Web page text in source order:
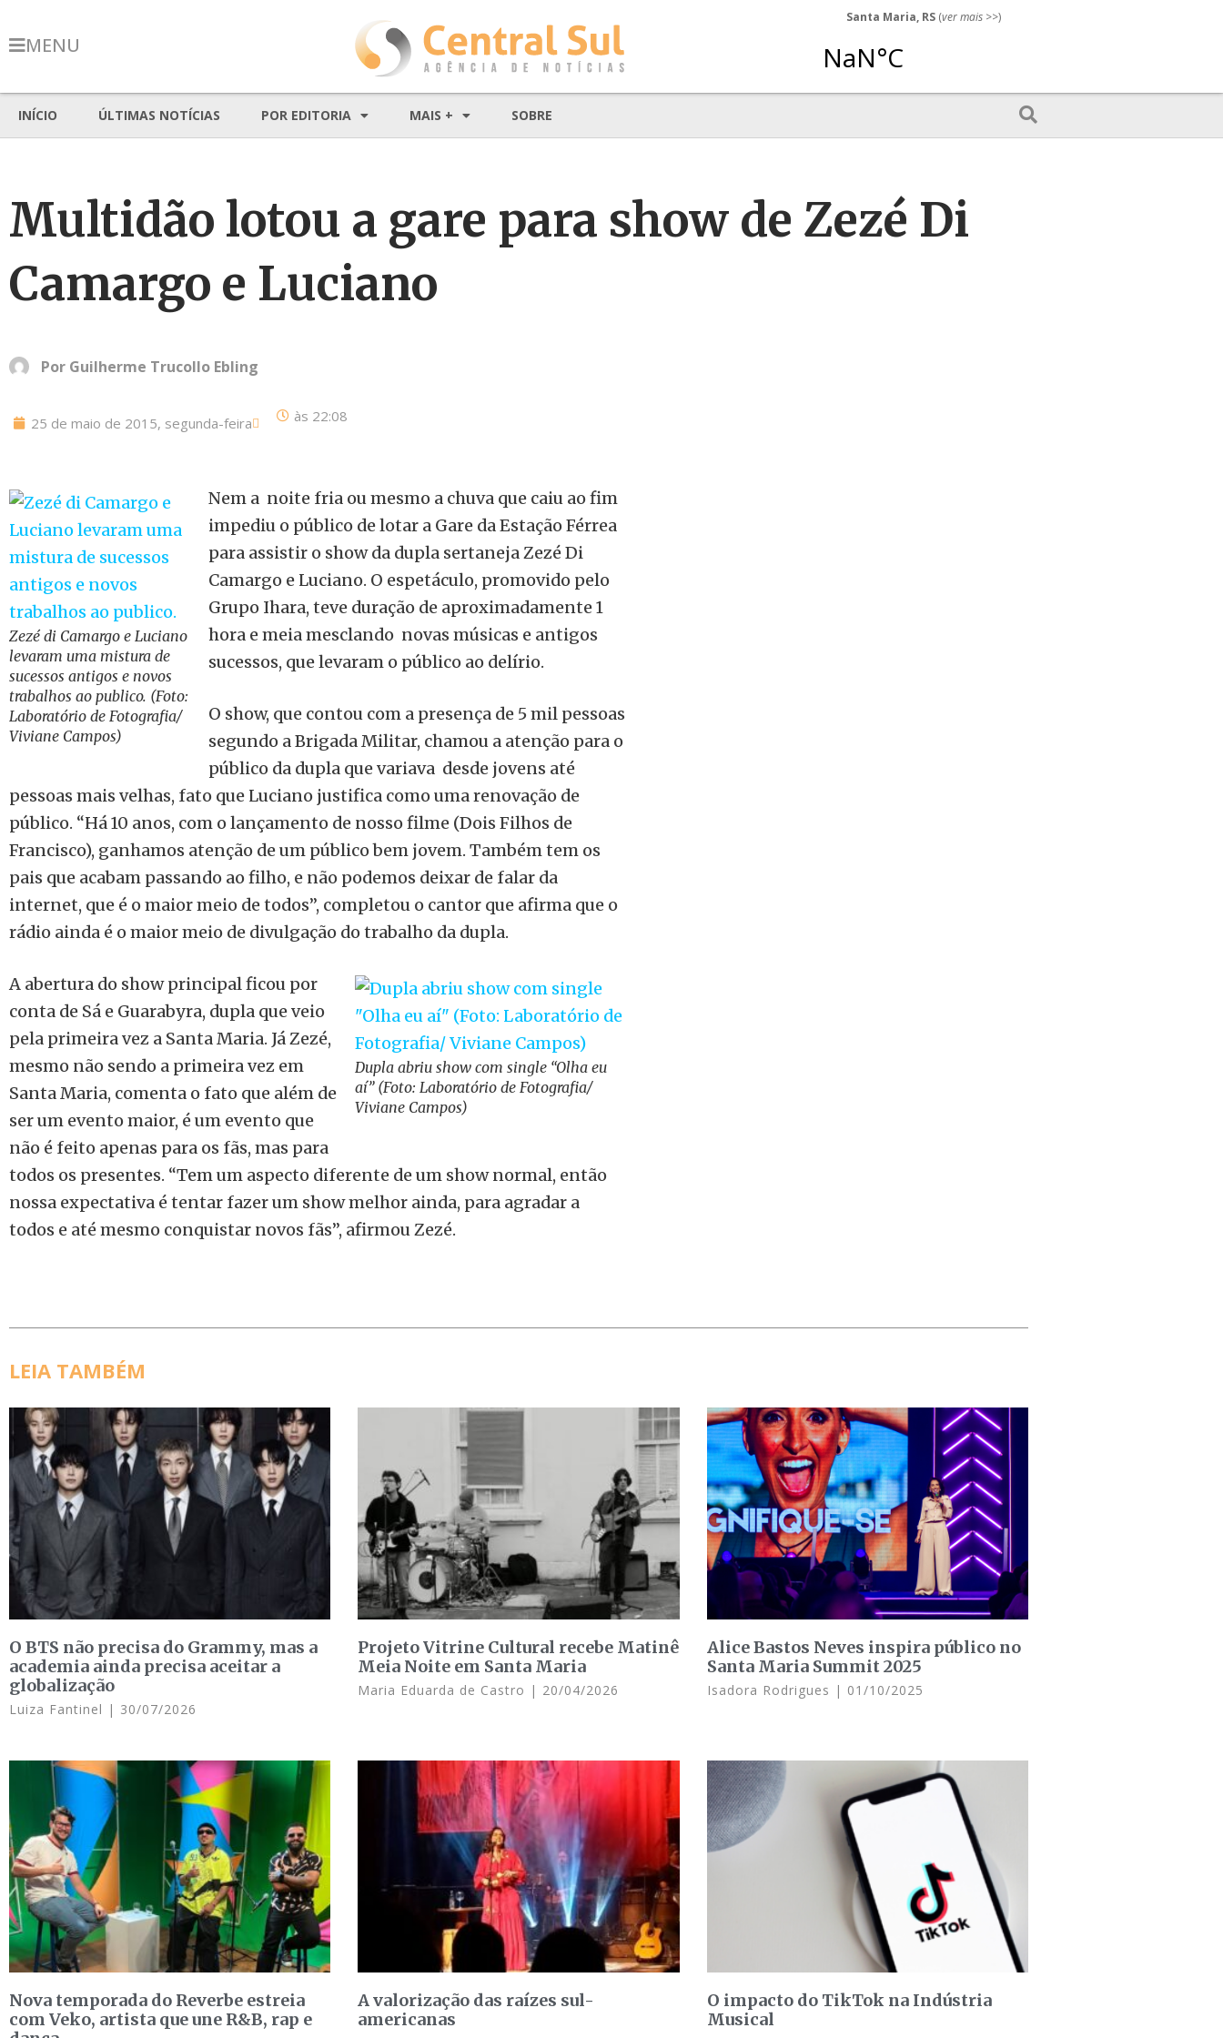
MENU
Santa Maria, RS (ver mais >>)
INÍCIO ÚLTIMAS NOTÍCIAS POR EDITORIA MAIS + SOBRE
Multidão lotou a gare para show de Zezé Di
Camargo e Luciano
Por Guilherme Trucollo Ebling
25 de maio de 2015, segunda-feira às 22:08
Zezé di Camargo e Luciano
levaram uma mistura de
sucessos antigos e novos
trabalhos ao publico. (Foto:
Laboratório de Fotografia/
Viviane Campos)
Nem a noite fria ou mesmo a chuva que caiu ao fim
impediu o público de lotar a Gare da Estação Férrea
para assistir o show da dupla sertaneja Zezé Di
Camargo e Luciano. O espetáculo, promovido pelo
Grupo Ihara, teve duração de aproximadamente 1
hora e meia mesclando novas músicas e antigos
sucessos, que levaram o público ao delírio.
O show, que contou com a presença de 5 mil pessoas
segundo a Brigada Militar, chamou a atenção para o
público da dupla que variava desde jovens até
pessoas mais velhas, fato que Luciano justifica como uma renovação de
público. “Há 10 anos, com o lançamento de nosso filme (Dois Filhos de
Francisco), ganhamos atenção de um público bem jovem. Também tem os
pais que acabam passando ao filho, e não podemos deixar de falar da
internet, que é o maior meio de todos”, completou o cantor que afirma que o
rádio ainda é o maior meio de divulgação do trabalho da dupla.
Dupla abriu show com single “Olha eu
aí” (Foto: Laboratório de Fotografia/
Viviane Campos)
A abertura do show principal ficou por
conta de Sá e Guarabyra, dupla que veio
pela primeira vez a Santa Maria. Já Zezé,
mesmo não sendo a primeira vez em
Santa Maria, comenta o fato que além de
ser um evento maior, é um evento que
não é feito apenas para os fãs, mas para
todos os presentes. “Tem um aspecto diferente de um show normal, então
nossa expectativa é tentar fazer um show melhor ainda, para agradar a
todos e até mesmo conquistar novos fãs”, afirmou Zezé.
LEIA TAMBÉM
O BTS não precisa do Grammy, mas a
academia ainda precisa aceitar a
globalização
Luiza Fantinel 30/07/2026
Projeto Vitrine Cultural recebe Matinê
Meia Noite em Santa Maria
Maria Eduarda de Castro 20/04/2026
Alice Bastos Neves inspira público no
Santa Maria Summit 2025
Isadora Rodrigues 01/10/2025
Nova temporada do Reverbe estreia
com Veko, artista que une R&B, rap e
A valorização das raízes sul-
americanas
O impacto do TikTok na Indústria
Musical